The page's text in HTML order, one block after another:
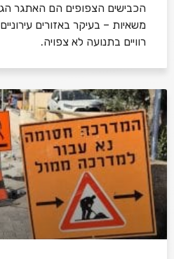
הכבישים הצפופים הם האתגר
משאיות – בעיקר באזורים
רוויים בתנועה לא צפויה.